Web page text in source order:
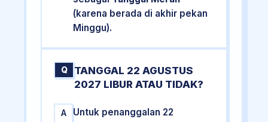
(karena berada di akhir pekan
Minggu).
Q
TANGGAL 22 AGUSTUS
2027 LIBUR ATAU TIDAK?
A
Untuk penanggalan 22